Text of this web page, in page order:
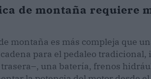
de montaña requiere
montaña es más compleja que
para el pedaleo
una batería, frenos